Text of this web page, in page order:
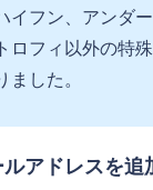
イフン、アンダー
ロフィ以外の特殊
した。
ルアドレスを追